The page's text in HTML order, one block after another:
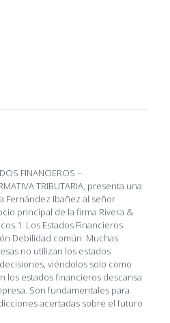
FINANCIEROS –
TRIBUTARIA, presenta una
Fernández Ibañez al señor
principal de la firma Rivera &
Los Estados Financieros
Debilidad común: Muchas
no utilizan los estados
viéndolos solo como
los estados financieros descansa
Son fundamentales para
acertadas sobre el futuro